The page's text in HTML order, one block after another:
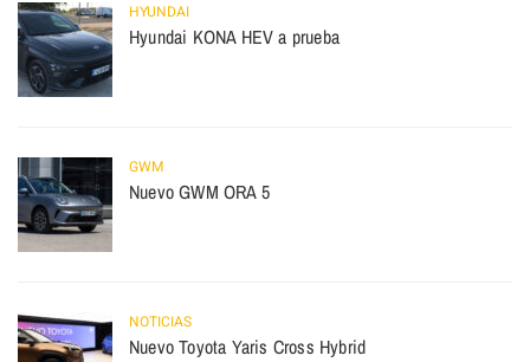
HYUNDAI
Hyundai KONA HEV a prueba
GWM
Nuevo GWM ORA 5
NOTICIAS
Nuevo Toyota Yaris Cross Hybrid